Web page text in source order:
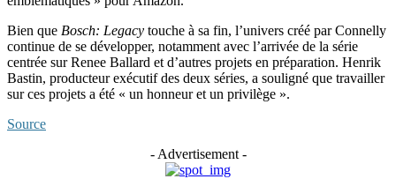
Bien que Bosch: Legacy touche à sa fin, l’univers créé par Connelly
continue de se développer, notamment avec l’arrivée de la série
centrée sur Renee Ballard et d’autres projets en préparation. Henrik
Bastin, producteur exécutif des deux séries, a souligné que travailler
sur ces projets a été « un honneur et un privilège ».
Source
- Advertisement -